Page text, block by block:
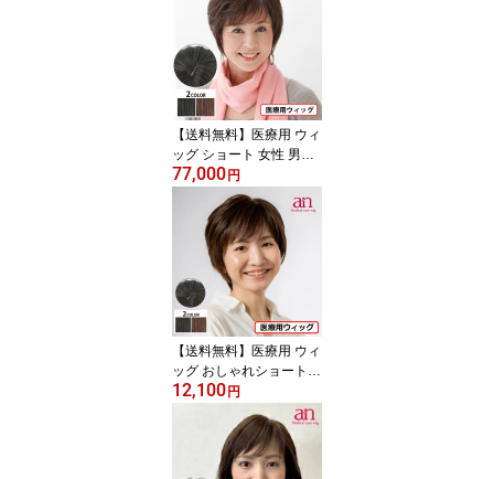
【送料無料】医療用 ウィ
ッグ ショート 女性 男性
人毛100％ 人毛MIX 医療
用かつら ナチュラルブラ
ック ダークブラウン 黒
髪 茶髪 高品質 伸縮性 サ
イズ調整可能 JIS規格適
合 軽量 軽い 通気性 フル
ウィッグ ミセス ミセス a
n NO.2 wig-st-24-1
77,000 円
【送料無料】医療用 ウィ
ッグ おしゃれショートス
タイル 自然 レディース
女性 医療用 かつら ナチ
ュラルブラック ダークブ
ラウン 黒髪 茶髪 高品質
低価格 伸縮性 軽量 軽い
12,100 円